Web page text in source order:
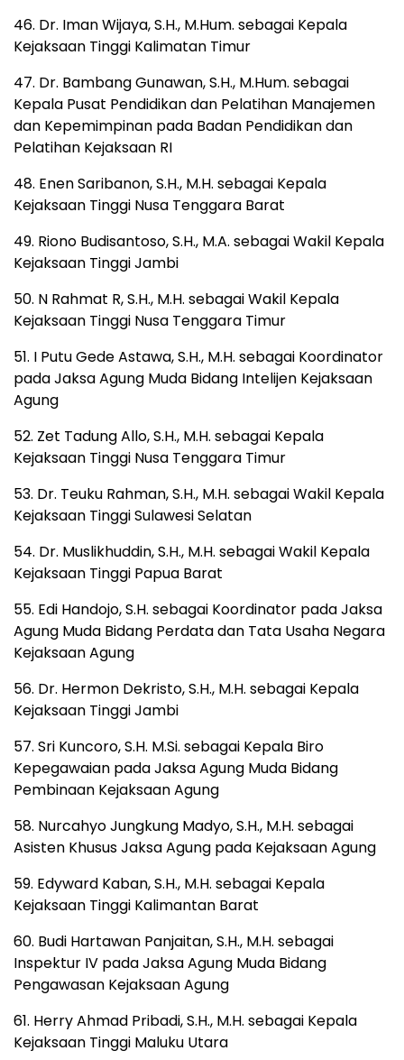
46. Dr. Iman Wijaya, S.H., M.Hum. sebagai Kepala
Kejaksaan Tinggi Kalimatan Timur
47. Dr. Bambang Gunawan, S.H., M.Hum. sebagai
Kepala Pusat Pendidikan dan Pelatihan Manajemen
dan Kepemimpinan pada Badan Pendidikan dan
Pelatihan Kejaksaan RI
48. Enen Saribanon, S.H., M.H. sebagai Kepala
Kejaksaan Tinggi Nusa Tenggara Barat
49. Riono Budisantoso, S.H., M.A. sebagai Wakil Kepala
Kejaksaan Tinggi Jambi
50. N Rahmat R, S.H., M.H. sebagai Wakil Kepala
Kejaksaan Tinggi Nusa Tenggara Timur
51. I Putu Gede Astawa, S.H., M.H. sebagai Koordinator
pada Jaksa Agung Muda Bidang Intelijen Kejaksaan
Agung
52. Zet Tadung Allo, S.H., M.H. sebagai Kepala
Kejaksaan Tinggi Nusa Tenggara Timur
53. Dr. Teuku Rahman, S.H., M.H. sebagai Wakil Kepala
Kejaksaan Tinggi Sulawesi Selatan
54. Dr. Muslikhuddin, S.H., M.H. sebagai Wakil Kepala
Kejaksaan Tinggi Papua Barat
55. Edi Handojo, S.H. sebagai Koordinator pada Jaksa
Agung Muda Bidang Perdata dan Tata Usaha Negara
Kejaksaan Agung
56. Dr. Hermon Dekristo, S.H., M.H. sebagai Kepala
Kejaksaan Tinggi Jambi
57. Sri Kuncoro, S.H. M.Si. sebagai Kepala Biro
Kepegawaian pada Jaksa Agung Muda Bidang
Pembinaan Kejaksaan Agung
58. Nurcahyo Jungkung Madyo, S.H., M.H. sebagai
Asisten Khusus Jaksa Agung pada Kejaksaan Agung
59. Edyward Kaban, S.H., M.H. sebagai Kepala
Kejaksaan Tinggi Kalimantan Barat
60. Budi Hartawan Panjaitan, S.H., M.H. sebagai
Inspektur IV pada Jaksa Agung Muda Bidang
Pengawasan Kejaksaan Agung
61. Herry Ahmad Pribadi, S.H., M.H. sebagai Kepala
Kejaksaan Tinggi Maluku Utara